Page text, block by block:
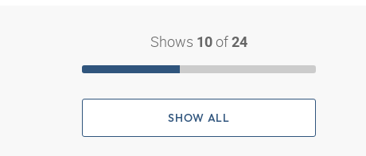
Shows 10 of 24
SHOW ALL